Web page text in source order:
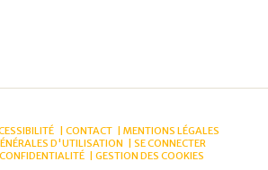
CONTACT
MENTIONS LÉGALES
D'UTILISATION
SE CONNECTER
GESTION DES COOKIES